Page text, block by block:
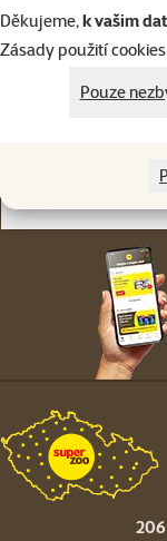
Děkujeme,k vašim
Zásady použití cookies
Pouze
Online chat